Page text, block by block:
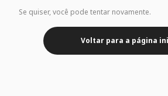
Se quiser, você pode tentar novamente.
Voltar para a página